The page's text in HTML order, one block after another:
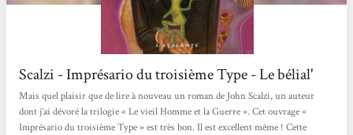
Scalzi - Imprésario du troisième Type - Le bélial'
Mais quel plaisir que de lire à nouveau un roman de John Scalzi, un auteur
dont j’ai dévoré la trilogie « Le vieil Homme et la Guerre ». Cet ouvrage «
Imprésario du troisième Type » est très bon. Il est excellent même ! Cette